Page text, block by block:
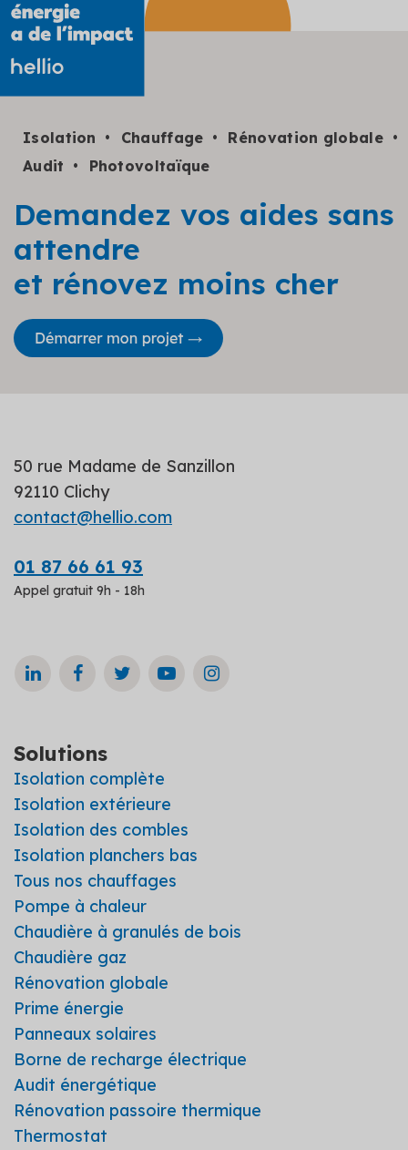
Isolation Chauffage
Rénovation globale
Audit
Photovoltaïque
Demandez vos aides sans
attendre
et rénovez moins cher
50 rue Madame de Sanzillon
92110 Clichy
contact@hellio.com
01 87 66 61 93
Appel gratuit 9h - 18h
Solutions
Isolation complète
Isolation extérieure
Isolation des combles
Isolation planchers bas
Tous nos chauffages
Pompe à chaleur
Chaudière à granulés de bois
Chaudière gaz
Rénovation globale
Prime énergie
Panneaux solaires
Borne de recharge électrique
Audit énergétique
Rénovation passoire thermique
Thermostat